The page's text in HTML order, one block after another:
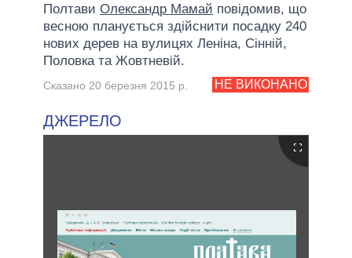
ВСІ ПЕРСОНИ
Полтави Олександр Мамай повідомив, що
весною планується здійснити посадку 240
нових дерев на вулицях Леніна, Сінній,
Половка та Жовтневій.
НЕ ВИКОНАНО
Сказано 20 березня 2015 р.
ДЖЕРЕЛО